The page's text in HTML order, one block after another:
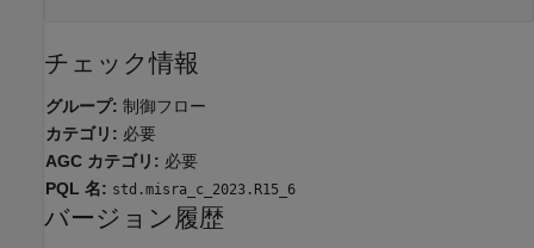
チェック情報
グループ: 制御フロー
カテゴリ: 必要
AGC カテゴリ: 必要
PQL 名: std.misra_c_2023.R15_6
バージョン履歴